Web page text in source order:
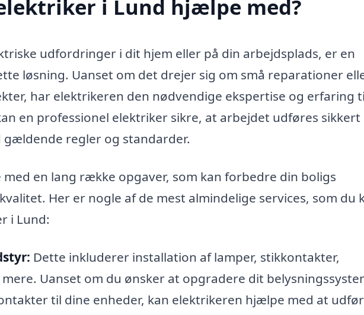
i Lund hjælpe med?
udfordringer i dit hjem eller på din arbejdsplads, er en
løsning. Uanset om det drejer sig om små reparationer
har elektrikeren den nødvendige ekspertise og erfaring
en professionel elektriker sikre, at arbejdet udføres sikkert
gældende regler og standarder.
en lang række opgaver, som kan forbedre din boligs
Her er nogle af de mest almindelige services, som du
i Lund:
Dette inkluderer installation af lamper, stikkontakter,
Uanset om du ønsker at opgradere dit
til dine enheder, kan elektrikeren hjælpe med at